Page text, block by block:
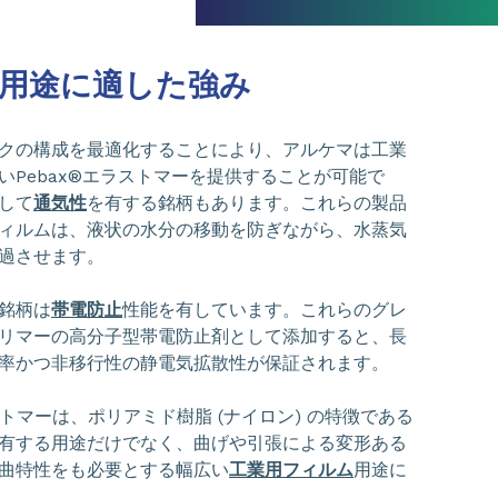
途に適した強み
の構成を最適化することにより、アルケマは工業
Pebax®エラストマーを提供することが可能で
て通気性を有する銘柄もあります。これらの製品
ルムは、液状の水分の移動を防ぎながら、水蒸気
させます。
柄は帯電防止性能を有しています。これらのグレ
マーの高分子型帯電防止剤として添加すると、長
かつ非移行性の静電気拡散性が保証されます。
マーは、ポリアミド樹脂 (ナイロン) の特徴である
する用途だけでなく、曲げや引張による変形ある
特性をも必要とする幅広い工業用フィルム用途に